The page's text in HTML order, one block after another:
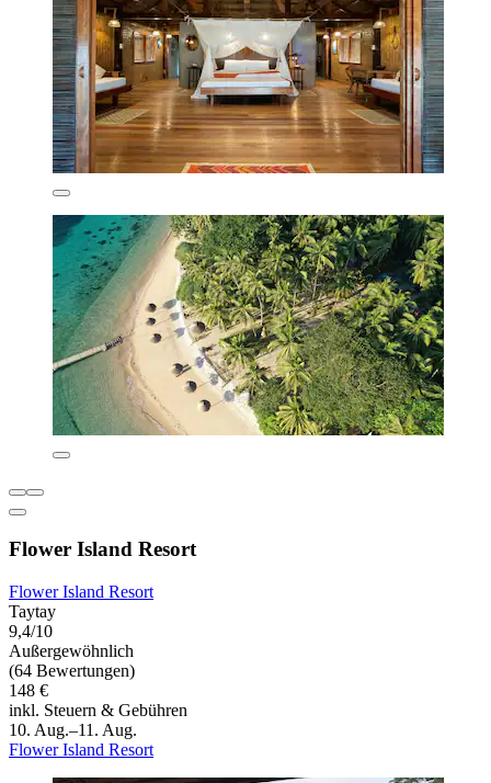
Flower Island Resort
Flower Island Resort
Taytay
9,4/10
Außergewöhnlich
(64 Bewertungen)
148 €
inkl. Steuern & Gebühren
10. Aug.–11. Aug.
Flower Island Resort